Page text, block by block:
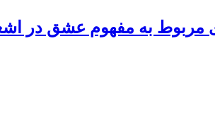
مربوط به مفهوم عشق در